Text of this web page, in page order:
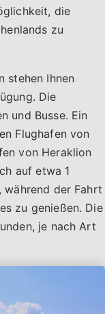
die
zu
stehen Ihnen
Die
und Busse. Ein
Flughafen von
von Heraklion
auf etwa 1
während der Fahrt
zu genießen. Die
je nach Art